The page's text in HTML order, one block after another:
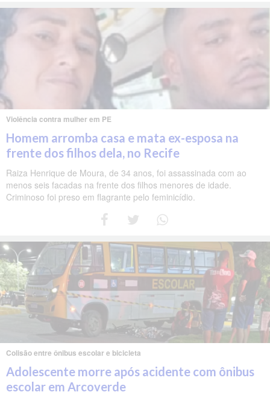
Violência contra mulher em PE
Homem arromba casa e mata ex-esposa na
frente dos filhos dela, no Recife
Raiza Henrique de Moura, de 34 anos, foi assassinada com ao
menos seis facadas na frente dos filhos menores de idade.
Criminoso foi preso em flagrante pelo feminicídio.
Colisão entre ônibus escolar e bicicleta
Adolescente morre após acidente com ônibus
escolar em Arcoverde